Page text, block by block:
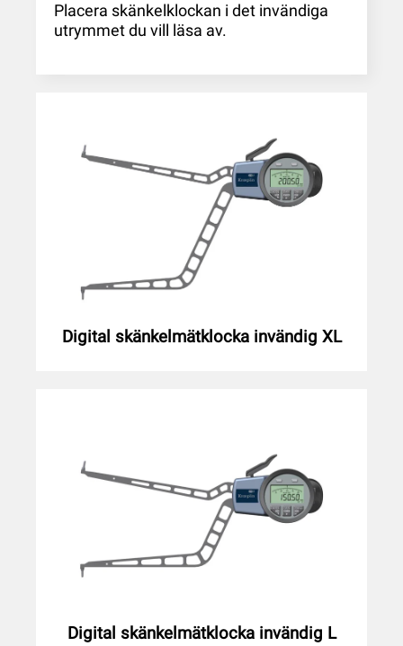
Placera skänkelklockan i det invändiga
utrymmet du vill läsa av.
Digital skänkelmätklocka invändig XL
Digital skänkelmätklocka invändig L